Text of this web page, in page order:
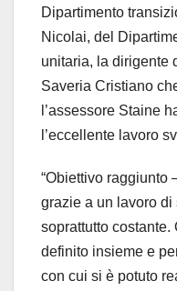
Dipartimento
Nicolai, del
unitaria, la dirigente
Saveria Cristiano
l’assessore Staine
l’eccellente lavoro
“Obiettivo raggiunto
grazie a un lavoro
soprattutto
definito insieme e
con cui si è potuto